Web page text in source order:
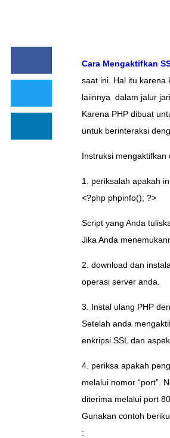
Cara Mengaktifkan
saat ini. Hal itu karena
laiinnya dalam jalur
Karena PHP dibuat
untuk berinteraksi
Instruksi mengaktifkan
1. periksalah apakah
<?php phpinfo(); ?>
Script yang Anda
Jika Anda
2. download dan
operasi server anda.
3. Instal ulang PHP
Setelah anda
enkripsi SSL dan
4. periksa apakah
melalui nomor “port”.
diterima melalui port
Gunakan contoh
: